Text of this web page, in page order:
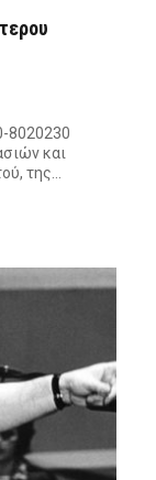
8020230
και
της…